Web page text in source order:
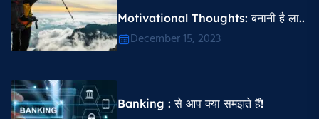
Motivational Thoughts​: बनानी है ला..
December 15, 2023
Banking : से आप क्या समझते हैं!